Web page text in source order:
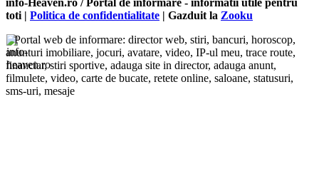
info-Heaven.ro / Portal de informare - informatii utile pentru
toti | Politica de confidentialitate | Gazduit la Zooku
Portal web de informare: director web, stiri, bancuri, horoscop,
anunturi imobiliare, jocuri, avatare, video, IP-ul meu, trace route,
financiar, stiri sportive, adauga site in director, adauga anunt,
filmulete, video, carte de bucate, retete online, saloane, statusuri,
sms-uri, mesaje